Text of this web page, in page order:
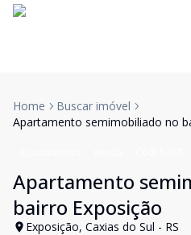
Home
Buscar imóvel
Apartamento semimobiliado no
Apartamento
bairro Exposição
Exposição, Caxias do Sul - RS